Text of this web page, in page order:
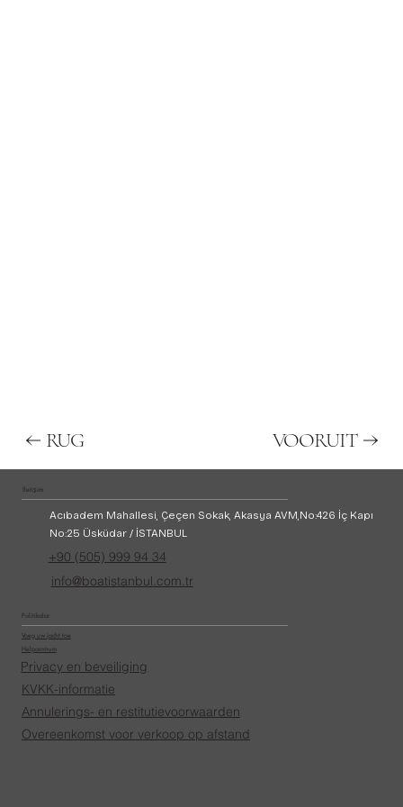
RUG VOORUIT
İletişim
Acıbadem Mahallesi, Çeçen Sokak, Akasya AVM, No:426 İç Kapı
No:25 Üsküdar / İSTANBUL
+90 (505) 999 94 34
info@boatistanbul.com.tr
Politikalar
Voeg uw jacht toe
Helpcentrum
Privacy en beveiliging
KVKK-informatie
Annulerings- en restitutievoorwaarden
Overeenkomst voor verkoop op afstand